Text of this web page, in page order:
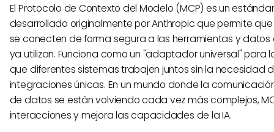
El Protocolo de Contexto del Modelo (MCP) es un
desarrollado originalmente por Anthropic que permite
se conecten de forma segura a las herramientas y datos
ya utilizan. Funciona como un "adaptador universal" para
que diferentes sistemas trabajen juntos sin la necesidad
integraciones únicas. En un mundo donde la
de datos se están volviendo cada vez más complejos,
interacciones y mejora las capacidades de la IA.